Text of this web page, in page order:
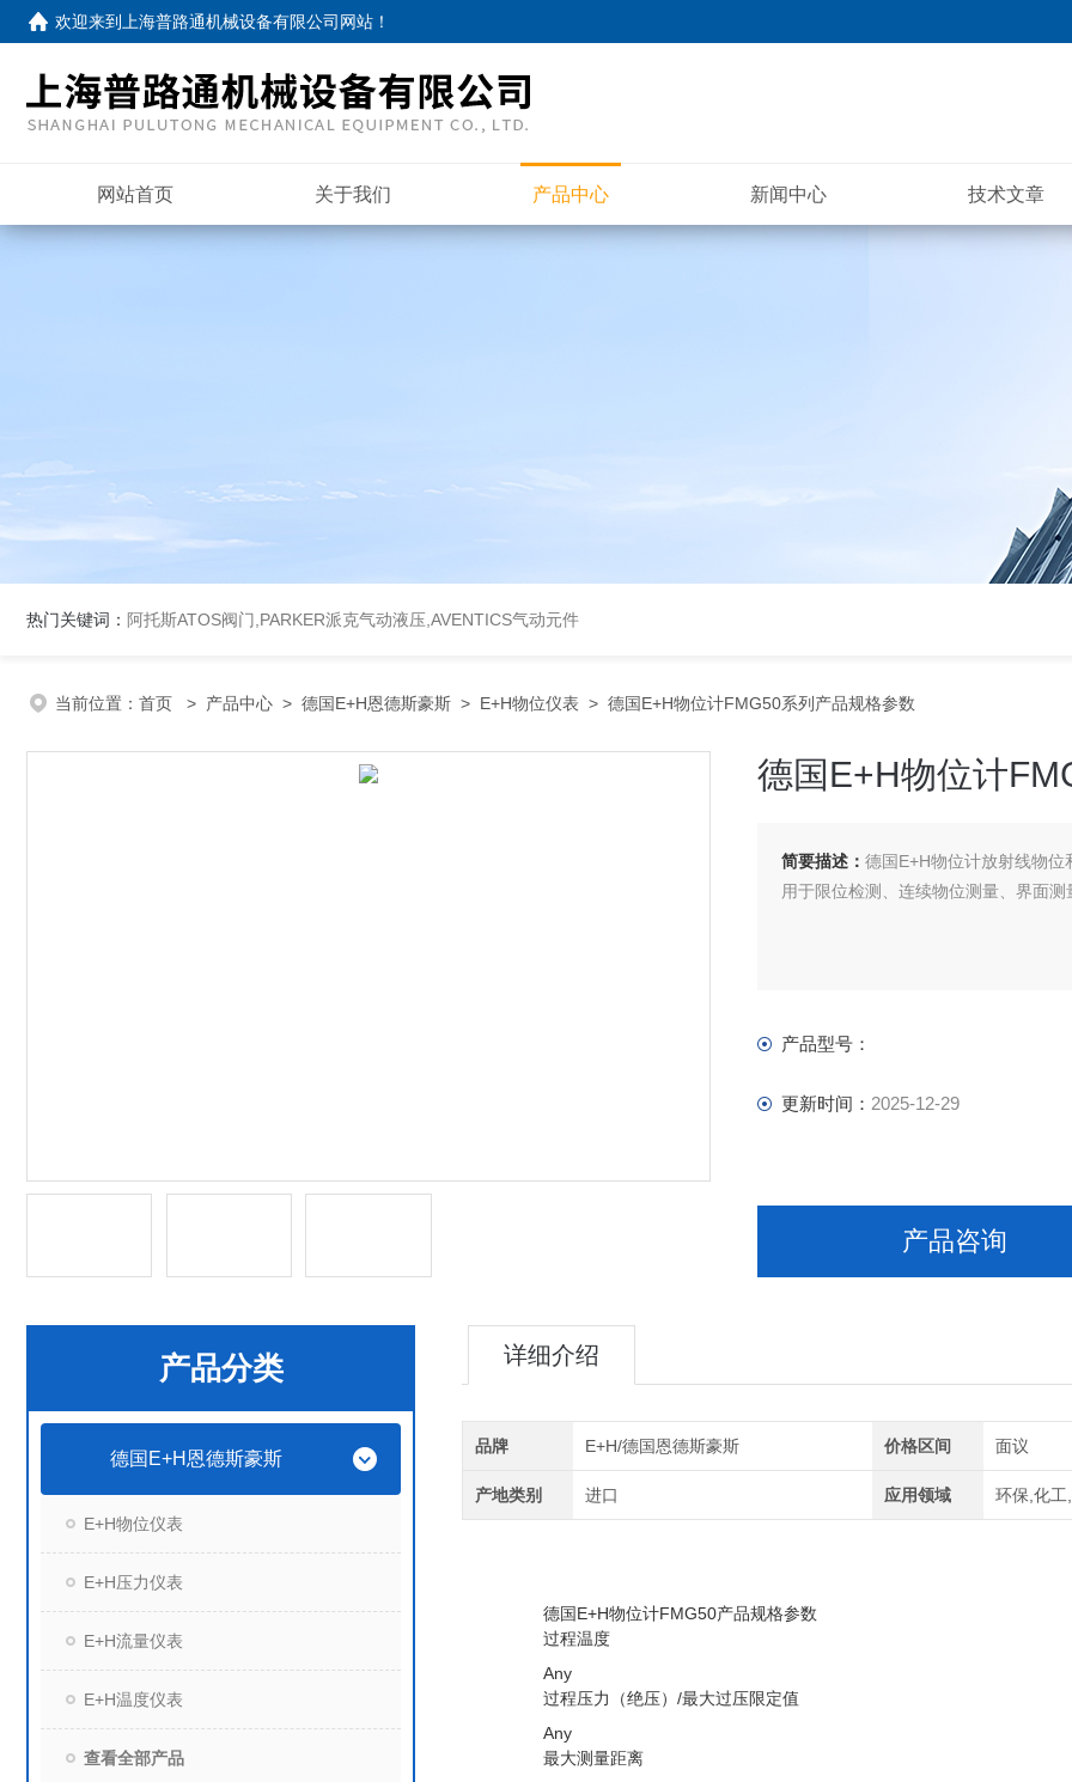
欢迎来到 上海普路通机械设备有限公司网站 ！
网站首页 关于我们 产品中心 新闻中心 技术文章
热门关键词： 阿托斯ATOS阀门,PARKER派克气动液压,AVENTICS气动元件
当前位置： 首页 > 产品中心 > 德国E+H恩德斯豪斯 > E+H物位仪表 > 德国E+H物位计FMG50系列产品规格参数
德国E+H物位计
简要描述： 德国E+H物位计放射线物
用于限位检测、连续物位测量、界面
产品型号：
更新时间： 2025-12-29
产品咨询
产品分类
德国E+H恩德斯豪斯
E+H物位仪表
E+H压力仪表
E+H流量仪表
E+H温度仪表
查看全部产品
详细介绍
品牌 E+H/德国恩德斯豪斯 价格区间 面议
产地类别 进口 应用领域 环保,化工
德国E+H物位计FMG50产品规格参数
过程温度
Any
过程压力（绝压）/最大过压限定值
Any
最大测量距离